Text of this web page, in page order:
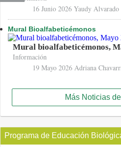
16 Junio 2026 Yaudy
Mural Bioalfabeticémonos
Mural bioalfabeticémonos,
Información
19 Mayo 2026 Adriana
Más Noticias
Programa de Educación